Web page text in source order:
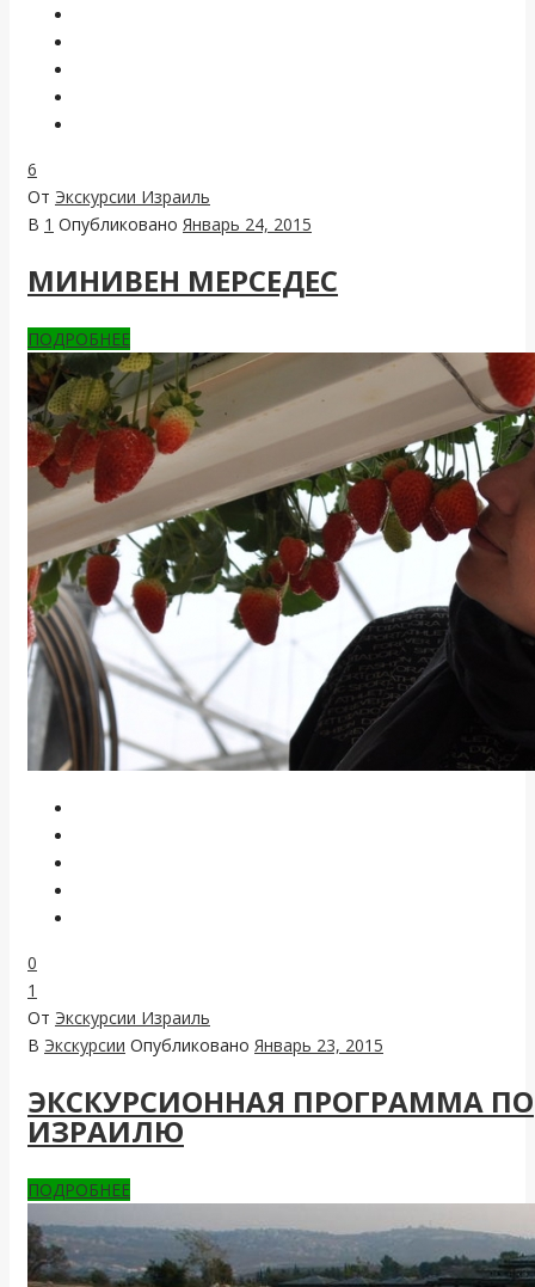
6
От Экскурсии Израиль
В 1 Опубликовано Январь 24, 2015
МИНИВЕН МЕРСЕДЕС
ПОДРОБНЕЕ
0
1
От Экскурсии Израиль
В Экскурсии Опубликовано Январь 23, 2015
ЭКСКУРСИОННАЯ ПРОГРАММА ПО
ИЗРАИЛЮ
ПОДРОБНЕЕ